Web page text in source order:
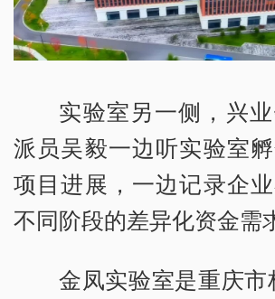
实验室另一侧，兴
派员吴毅一边听实验室
项目进展，一边记录企
不同阶段的差异化资金需
金凤实验室是重庆市